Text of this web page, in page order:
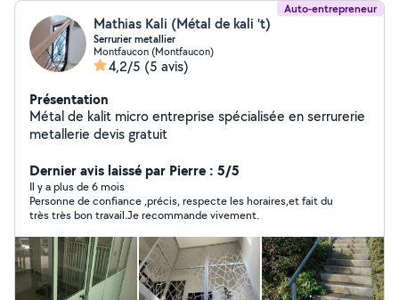
Auto-entrepreneur
Mathias Kali (Métal de kali 't)
Serrurier metallier
Montfaucon (Montfaucon)
4,2/5 (5 avis)
Présentation
Métal de kalit micro entreprise spécialisée en serrurerie
metallerie devis gratuit
Dernier avis laissé par Pierre : 5/5
Il y a plus de 6 mois
Personne de confiance ,précis, respecte les horaires,et fait du
très très bon travail.Je recommande vivement.